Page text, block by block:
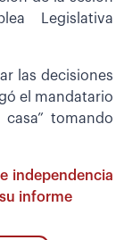
Legislativa
las decisiones
el mandatario
tomando
independencia
informe